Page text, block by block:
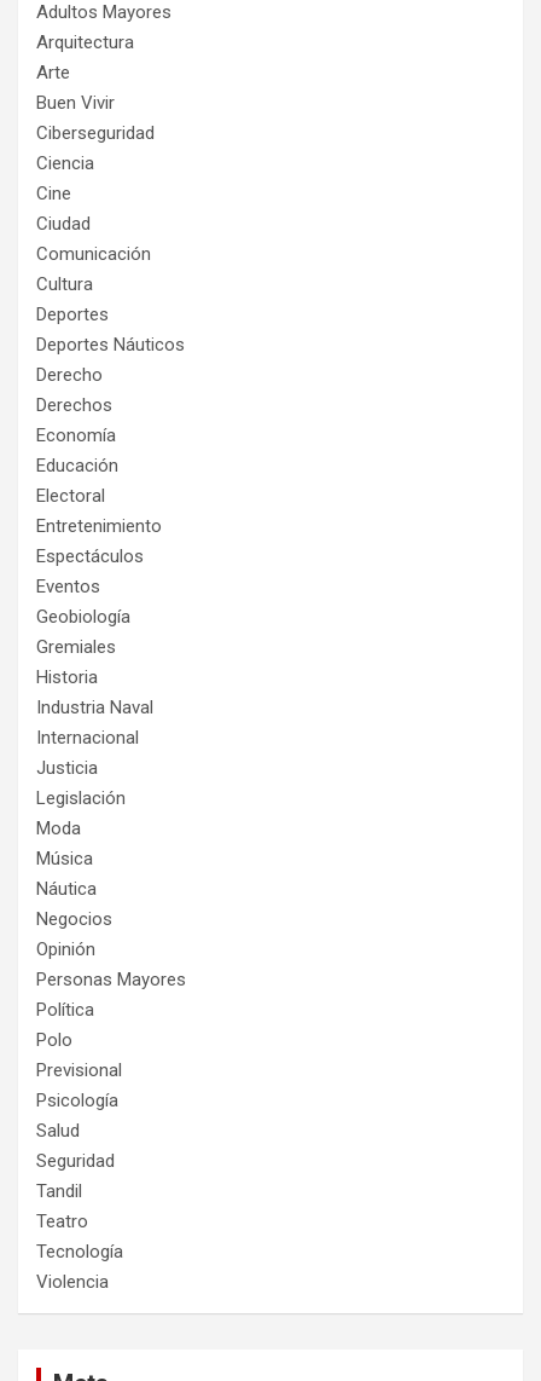
Adultos Mayores
Arquitectura
Arte
Buen Vivir
Ciberseguridad
Ciencia
Cine
Ciudad
Comunicación
Cultura
Deportes
Deportes Náuticos
Derecho
Derechos
Economía
Educación
Electoral
Entretenimiento
Espectáculos
Eventos
Geobiología
Gremiales
Historia
Industria Naval
Internacional
Justicia
Legislación
Moda
Música
Náutica
Negocios
Opinión
Personas Mayores
Política
Polo
Previsional
Psicología
Salud
Seguridad
Tandil
Teatro
Tecnología
Violencia